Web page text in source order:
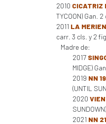
2010 CICATRIZ
TYCOON) Gan.
2011 LA
carr. 3 cls. y 2
Madre de:
2017
MIDGE)
2019 NN
(UNTIL
2020
2021 NN